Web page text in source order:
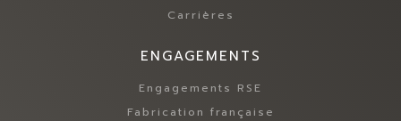
Carrières
ENGAGEMENTS
Engagements RSE
Fabrication française